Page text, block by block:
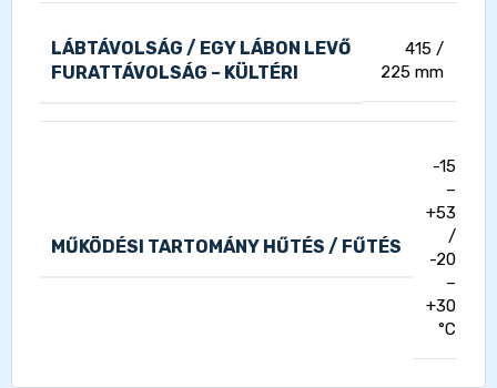
LÁBTÁVOLSÁG / EGY LÁBON LEVŐ
FURATTÁVOLSÁG – KÜLTÉRI
415 /
225 mm
MŰKÖDÉSI TARTOMÁNY HŰTÉS / FŰTÉS
-15
–
+53
/
-20
–
+30
°C